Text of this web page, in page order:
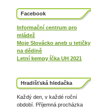
Facebook
Informační centrum pro
mládež
Moje Slovácko aneb u tetičky
na dědině
Letní kempy Íčka UH 2021
Hradišťská hledačka
Každý den, v každé roční
období. Příjemná procházka